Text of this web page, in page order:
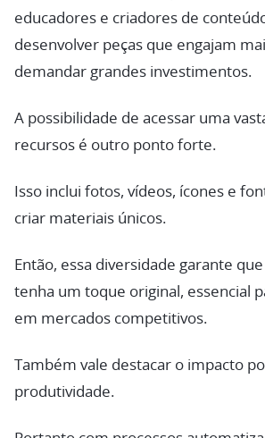
educadores e criadores de
desenvolver peças que engajam
demandar grandes investimentos.
A possibilidade de acessar uma
recursos é outro ponto forte.
Isso inclui fotos, vídeos, ícones e
criar materiais únicos.
Então, essa diversidade garante
tenha um toque original, essencial
em mercados competitivos.
Também vale destacar o impacto
produtividade.